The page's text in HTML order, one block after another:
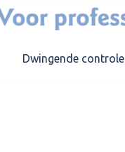
Dwingende controle